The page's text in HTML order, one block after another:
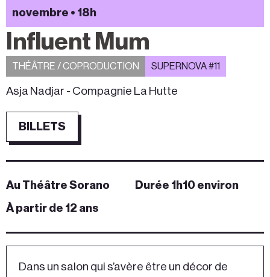
novembre • 18h
Influent Mum
THÉÂTRE / COPRODUCTION SUPERNOVA #11
Asja Nadjar - Compagnie La Hutte
BILLETS
Au Théâtre Sorano
Durée 1h10 environ
À partir de 12 ans
Dans un salon qui s’avère être un décor de